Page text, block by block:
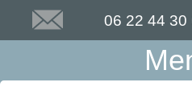
06 22 44 30